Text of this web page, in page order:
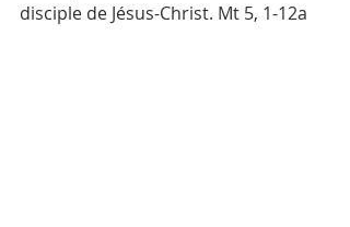
disciple de Jésus-Christ. Mt 5, 1-12a